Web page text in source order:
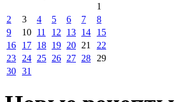
1
2
3 4 5 6 7
8
9
10 11 12 13 14
15
16
17 18 19 20 21
22
23 24 25 26 27 28 29
30 31